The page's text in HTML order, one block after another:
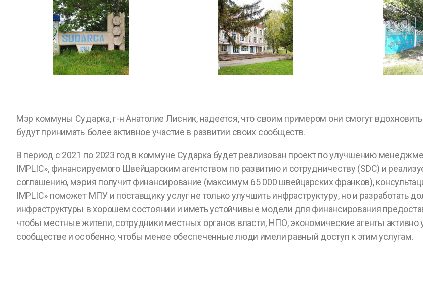
Мэр коммуны Сударка, г-н Анатолие Лисник, надеется, что своим примером они смогут
будут принимать более активное участие в развитии своих сообществ.
В период с 2021 по 2023 год в коммуне Сударка будет реализован проект по улучшению
IMPLIC», финансируемого Швейцарским агентством по развитию и сотрудничеству (SDC) и
соглашению, мэрия получит финансирование (максимум 65 000 швейцарских франков),
IMPLIC» поможет МПУ и поставщику услуг не только улучшить инфраструктуру, но и разработать
инфраструктуры в хорошем состоянии и иметь устойчивые модели для финансирования
чтобы местные жители, сотрудники местных органов власти, НПО, экономические агенты активно
сообществе и особенно, чтобы менее обеспеченные люди имели равный доступ к этим услугам.